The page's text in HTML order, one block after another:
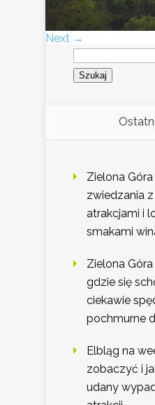
Next →
Szukaj:
Zielona
zwiedzania
atrakcjami i
smakami
Zielona
gdzie się
ciekawie
pochmurne
Elbląg na
zobaczyć i
udany